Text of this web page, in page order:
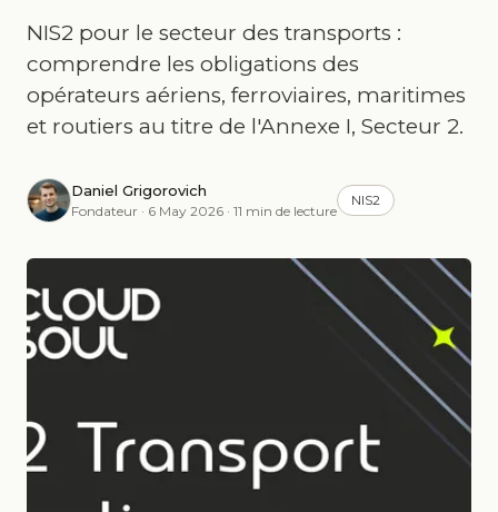
NIS2 pour le secteur des transports :
comprendre les obligations des
opérateurs aériens, ferroviaires, maritimes
et routiers au titre de l'Annexe I, Secteur 2.
Daniel Grigorovich
Fondateur · 6 May 2026 · 11 min de lecture
NIS2